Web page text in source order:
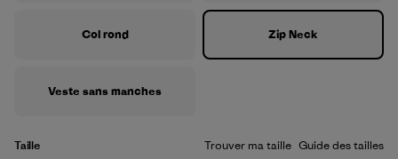
Col rond Zip Neck
Veste sans manches
Taille Trouver ma taille Guide des tailles